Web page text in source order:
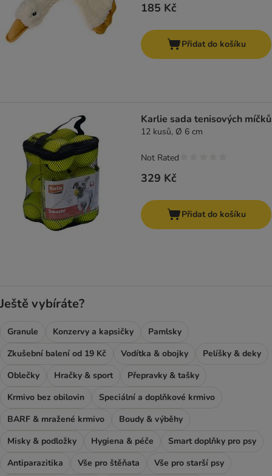
185 Kč
Přidat do košíku
Karlie sada tenisových míčků
12 kusů, Ø 6 cm
329 Kč
Not Rated
Přidat do košíku
Ještě vybíráte?
Granule Konzervy a kapsičky
Pamlsky
Zkušební balení od 19 Kč
Vodítka & obojky
Pelíšky & deky
Oblečky
Hračky & sport
Přepravky & tašky
Krmivo bez obilovin
Speciální a doplňkové krmivo
BARF & mražené krmivo
Boudy & výběhy
Misky & podložky
Hygiena & péče
Smart doplňky pro psy
Antiparazitika
Vše pro štěňata
Vše pro starší psy